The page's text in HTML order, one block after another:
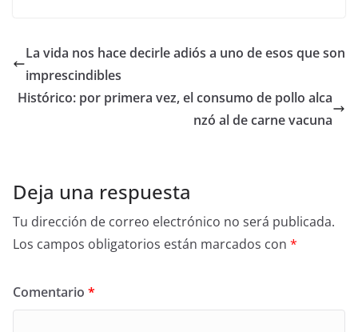
La vida nos hace decirle adiós a uno de esos que son
imprescindibles
Histórico: por primera vez, el consumo de pollo alca
nzó al de carne vacuna
Deja una respuesta
Tu dirección de correo electrónico no será publicada.
Los campos obligatorios están marcados con *
Comentario *